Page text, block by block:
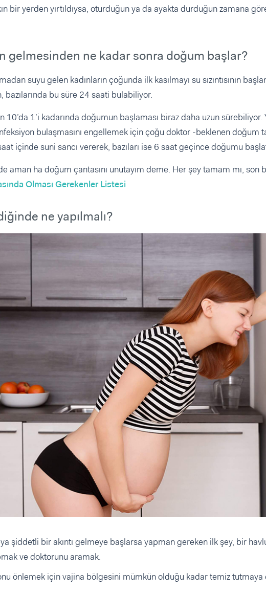
bir yerden yırtıldıysa, oturduğun ya da ayakta durduğun zamana
gelmesinden ne kadar sonra doğum başlar?
suyu gelen kadınların çoğunda ilk kasılmayı su sızıntısının
bu süre 24 saati bulabiliyor.
10’da 1’i kadarında doğumun başlaması biraz daha uzun sürebiliyor.
bulaşmasını engellemek için çoğu doktor -beklenen doğum
içinde suni sancı vererek, bazıları ise 6 saat geçince doğumu
aman ha doğum çantasını unutayım deme. Her şey tamam mı, son
Olması Gerekenler Listesi
ne yapılmalı?
şiddetli bir akıntı gelmeye başlarsa yapman gereken ilk şey, bir
ve doktorunu aramak.
önlemek için vajina bölgesini mümkün olduğu kadar temiz tutmaya